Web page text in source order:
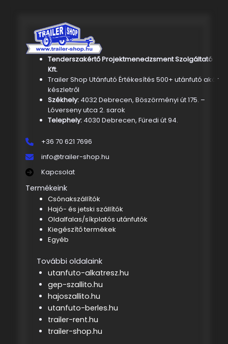
Tenderszakértő Projektmenedzsment Szolgáltató
Kft.
Trailer Shop Utánfutó Értékesítés 500+ utánfutó akár
készletről
Székhely: 4032 Debrecen, Böszörményi út 175. –
Lóverseny utca 2. sarok
Telephely:4030 Debrecen, Füredi út 94.
+36 70 621 7696
info@trailer-shop.hu
Kapcsolat
Termékeink
Csónakszállítók
Hajó- és jetski szállítók
Oldalfalas/síkplatós utánfutók
Kiegészítő termékek
Egyéb
További oldalaink
utanfuto-alkatresz.hu
gep-szallito.hu
hajoszallito.hu
utanfuto-berles.hu
trailer-rent.hu
trailer-shop.hu